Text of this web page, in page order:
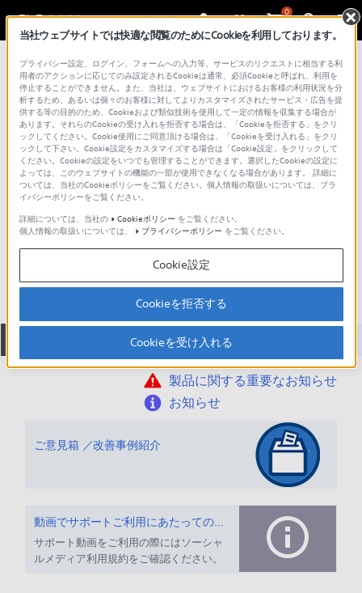
0
総合サポート・お問い合わせ ICD シリーズ
ICD-U60
ダウンロード 取扱説明書
製品に関する重要なお知らせ
お知らせ
ご意見箱 ／改善事例紹介
動画でサポートご利用にあたってのお願い
サポート動画をご利用の際にはソーシャ
ルメディア利用規約をご確認ください。
当社ウェブサイトでは快適な閲覧のためにCookieを利用しております。
プライバシー設定、ログイン、フォームへの入力等、サービスのリクエストに相当する利
用者のアクションに応じてのみ設定されるCookieは通常、必須Cookieと呼ばれ、利用を
停止することができません。また、当社は、ウェブサイトにおけるお客様の利用状況を分
析するため、あるいは個々のお客様に対してよりカスタマイズされたサービス・広告を提
供する等の目的のため、Cookieおよび類似技術を使用して一定の情報を収集する場合が
あります。それらのCookieの受け入れを拒否する場合は、「Cookieを拒否する」をクリ
ックしてください。Cookie使用にご同意頂ける場合は、「Cookieを受け入れる」をクリ
ックして下さい。Cookie設定をカスタマイズする場合は「Cookie設定」をクリックして
ください。Cookieの設定をいつでも管理することができます。選択したCookieの設定に
よっては、このウェブサイトの機能の一部が使用できなくなる場合があります。 詳細に
ついては、当社のCookieポリシーをご覧ください。個人情報の取扱いについては、プラ
イバシーポリシーをご覧ください。
詳細については、当社の
Cookieポリシー をご覧ください。
個人情報の取扱いについては、
プライバシーポリシー をご覧ください。
Cookie設定
Cookieを拒否する
Cookieを受け入れる